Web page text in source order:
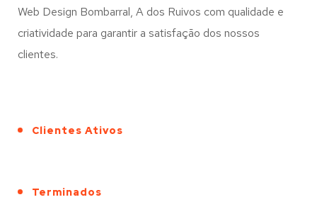
Web Design Bombarral, A dos Ruivos com qualidade e
criatividade para garantir a satisfação dos nossos
clientes.
Clientes Ativos
Terminados